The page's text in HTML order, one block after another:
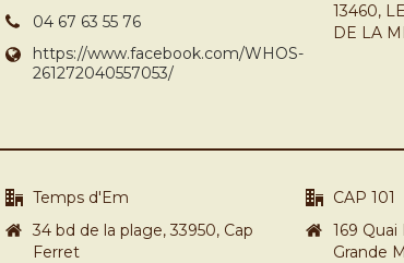
04 67 63 55 76
https://www.facebook.com/WHOS-
261272040557053/
13460,
DE LA
Temps d'Em
34 bd de la plage, 33950, Cap
Ferret
CAP 101
169
Grande